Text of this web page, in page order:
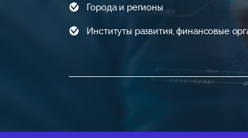
Города и регионы
Институты развития, финансовые